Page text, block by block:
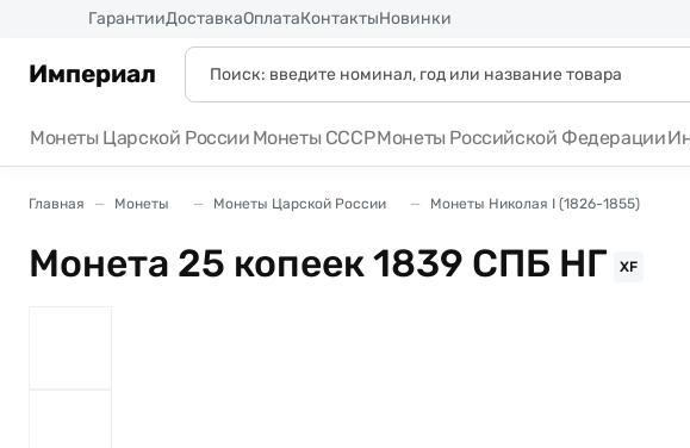
ГарантииДоставкаОплатаКонтактыНовинки
Империал
Монеты Царской России Монеты СССРМонеты Российской Федерации
Главная Монеты Монеты Царской России Монеты Николая I (1826-1855)
Монета 25 копеек 1839 СПБ НГ XF